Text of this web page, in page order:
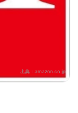
出典： amazon.co.jp